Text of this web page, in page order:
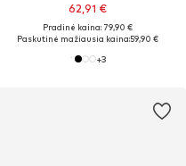
62,91 €
Pradinė kaina: 79,90 €
Paskutinė mažiausia kaina:59,90 €
+3